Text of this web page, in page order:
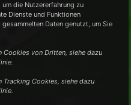
Fachmann in der Nähe
die Nutzererfahrung zu
Dienste und Funktionen
Daten genutzt, um Sie
Cookies von Dritten, siehe dazu
Tracking Cookies, siehe dazu